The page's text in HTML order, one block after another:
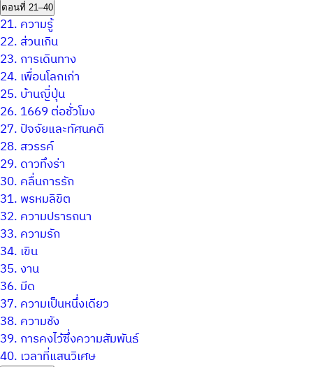
ตอนที่ 21–40
21. ความรู้
22. ส่วนเกิน
23. การเดินทาง
24. เพื่อนโลกเก่า
25. บ้านญี่ปุ่น
26. 1669 ต่อชั่วโมง
27. ปัจจัยและทัศนคติ
28. สวรรค์
29. ดาวทึงร่า
30. คลื่นการรัก
31. พรหมลิขิต
32. ความปรารถนา
33. ความรัก
34. เขิน
35.งาน
36. มีด
37. ความเป็นหนึ่งเดียว
38. ความชัง
39. การคงไว้ซึ่งความสัมพันธ์
40. เวลาที่แสนวิเศษ